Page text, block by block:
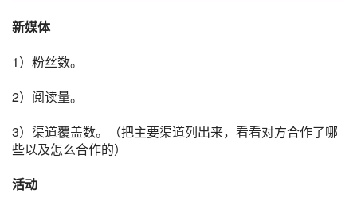
新媒体
1）粉丝数。
2）阅读量。
3）渠道覆盖数。（把主要渠道列出来，看看对方合作了哪
些以及怎么合作的）
活动